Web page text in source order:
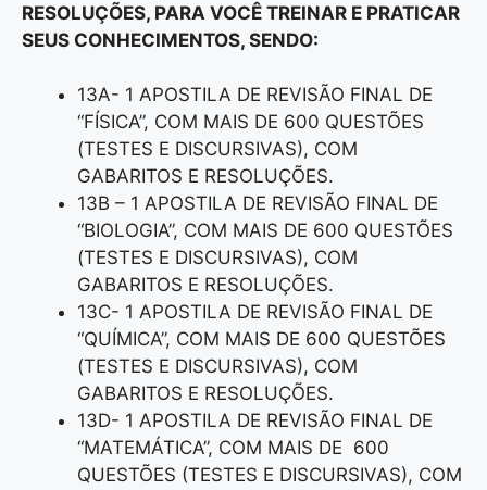
RESOLUÇÕES, PARA VOCÊ TREINAR E PRATICAR
SEUS CONHECIMENTOS, SENDO:
13A- 1 APOSTILA DE REVISÃO FINAL DE
“FÍSICA”, COM MAIS DE 600 QUESTÕES
(TESTES E DISCURSIVAS), COM
GABARITOS E RESOLUÇÕES.
13B – 1 APOSTILA DE REVISÃO FINAL DE
“BIOLOGIA”, COM MAIS DE 600 QUESTÕES
(TESTES E DISCURSIVAS), COM
GABARITOS E RESOLUÇÕES.
13C- 1 APOSTILA DE REVISÃO FINAL DE
“QUÍMICA”, COM MAIS DE 600 QUESTÕES
(TESTES E DISCURSIVAS), COM
GABARITOS E RESOLUÇÕES.
13D- 1 APOSTILA DE REVISÃO FINAL DE
“MATEMÁTICA”, COM MAIS DE 600
QUESTÕES (TESTES E DISCURSIVAS), COM